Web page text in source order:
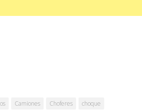
Camiones Choferes
choque